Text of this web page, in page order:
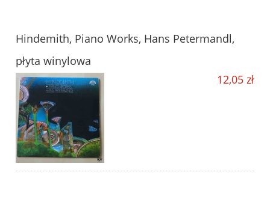
Hindemith, Piano Works, Hans Petermandl,
płyta winylowa
12,05 zł